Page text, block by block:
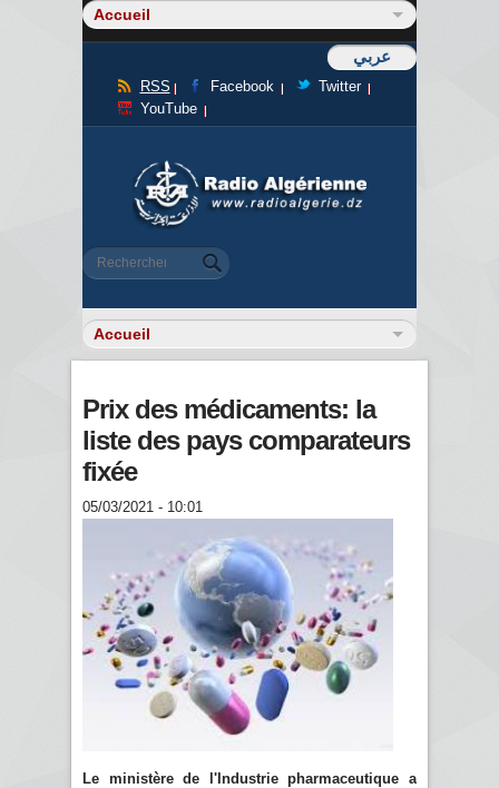
عربي
RSS Facebook
Twitter
YouTube
Formulaire de recherche
Rechercher
Prix des médicaments: la
liste des pays comparateurs
fixée
05/03/2021 - 10:01
Le ministère de l'Industrie pharmaceutique a